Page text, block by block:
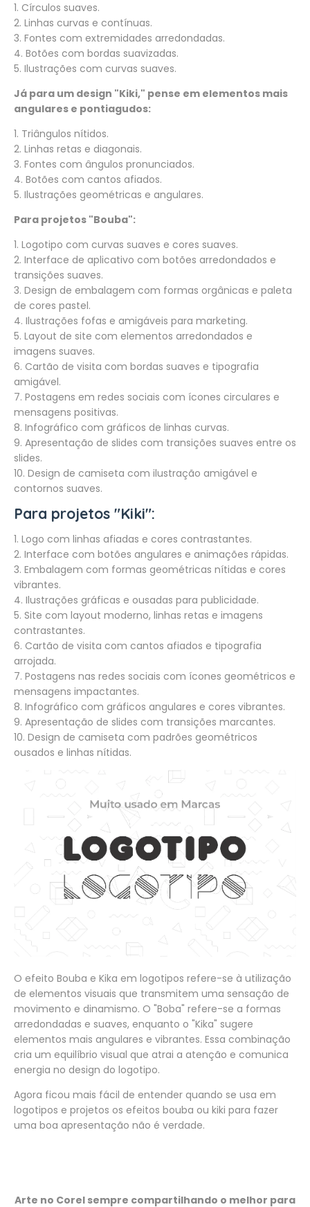
1. Círculos suaves.
2. Linhas curvas e contínuas.
3. Fontes com extremidades arredondadas.
4. Botões com bordas suavizadas.
5. Ilustrações com curvas suaves.
Já para um design "Kiki," pense em elementos mais
angulares e pontiagudos:
1. Triângulos nítidos.
2. Linhas retas e diagonais.
3. Fontes com ângulos pronunciados.
4. Botões com cantos afiados.
5. Ilustrações geométricas e angulares.
Para projetos "Bouba":
1. Logotipo com curvas suaves e cores suaves.
2. Interface de aplicativo com botões arredondados e
transições suaves.
3. Design de embalagem com formas orgânicas e paleta
de cores pastel.
4. Ilustrações fofas e amigáveis para marketing.
5. Layout de site com elementos arredondados e
imagens suaves.
6. Cartão de visita com bordas suaves e tipografia
amigável.
7. Postagens em redes sociais com ícones circulares e
mensagens positivas.
8. Infográfico com gráficos de linhas curvas.
9. Apresentação de slides com transições suaves entre os
slides.
10. Design de camiseta com ilustração amigável e
contornos suaves.
Para projetos "Kiki":
1. Logo com linhas afiadas e cores contrastantes.
2. Interface com botões angulares e animações rápidas.
3. Embalagem com formas geométricas nítidas e cores
vibrantes.
4. Ilustrações gráficas e ousadas para publicidade.
5. Site com layout moderno, linhas retas e imagens
contrastantes.
6. Cartão de visita com cantos afiados e tipografia
arrojada.
7. Postagens nas redes sociais com ícones geométricos e
mensagens impactantes.
8. Infográfico com gráficos angulares e cores vibrantes.
9. Apresentação de slides com transições marcantes.
10. Design de camiseta com padrões geométricos
ousados e linhas nítidas.
O efeito Bouba e Kika em logotipos refere-se à utilização
de elementos visuais que transmitem uma sensação de
movimento e dinamismo. O "Boba" refere-se a formas
arredondadas e suaves, enquanto o "Kika" sugere
elementos mais angulares e vibrantes. Essa combinação
cria um equilíbrio visual que atrai a atenção e comunica
energia no design do logotipo.
Agora ficou mais fácil de entender quando se usa em
logotipos e projetos os efeitos bouba ou kiki para fazer
uma boa apresentação não é verdade.
Arte no Corel sempre compartilhando o melhor para